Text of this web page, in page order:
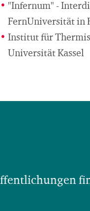
"Infernum" -
FernUniversität in
Institut für
Universität Kassel